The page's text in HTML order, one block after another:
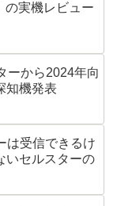
の実機レビュー
ーから2024年向
知機発表
は受信できるけ
いセルスターの